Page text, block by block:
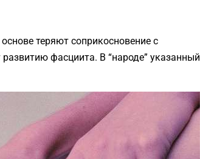
теряют соприкосновение с
фасциита. В “народе” указанный